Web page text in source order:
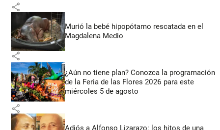
share
Murió la bebé hipopótamo rescatada en el
Magdalena Medio
share
¿Aún no tiene plan? Conozca la programación
de la Feria de las Flores 2026 para este
miércoles 5 de agosto
share
Adiós a Alfonso Lizarazo: los hitos de una